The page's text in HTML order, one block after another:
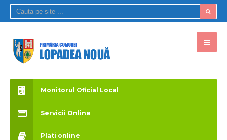
Monitorul Oficial Local
Servicii Online
Plati online